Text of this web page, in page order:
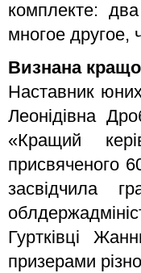
комплекте:
многое другое,
Визнана
Наставник
Леонідівна
«Кращий
присвяченого
засвідчила
Гуртківці
призерами